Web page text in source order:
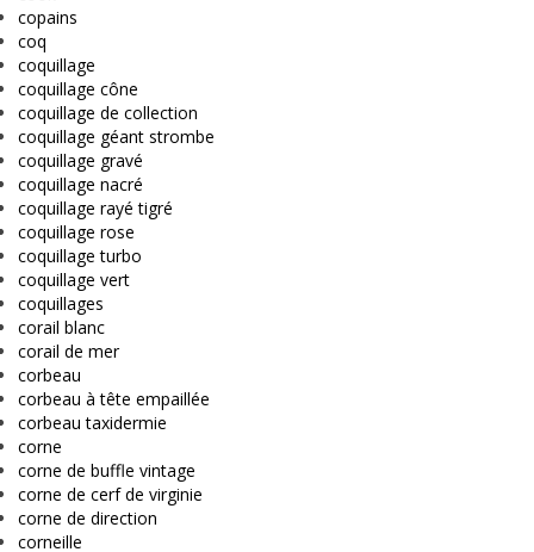
copains
coq
coquillage
coquillage cône
coquillage de collection
coquillage géant strombe
coquillage gravé
coquillage nacré
coquillage rayé tigré
coquillage rose
coquillage turbo
coquillage vert
coquillages
corail blanc
corail de mer
corbeau
corbeau à tête empaillée
corbeau taxidermie
corne
corne de buffle vintage
corne de cerf de virginie
corne de direction
corneille